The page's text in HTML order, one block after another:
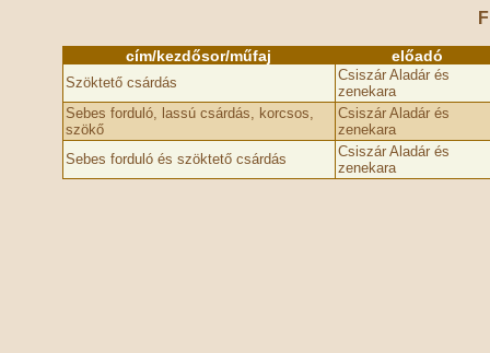
cím/kezdősor/műfaj előadó
Szöktető csárdás
Csiszár Aladár és
zenekara
Sebes forduló, lassú csárdás, korcsos,
szökő
Csiszár Aladár és
zenekara
Sebes forduló és szöktető csárdás
Csiszár Aladár és
zenekara